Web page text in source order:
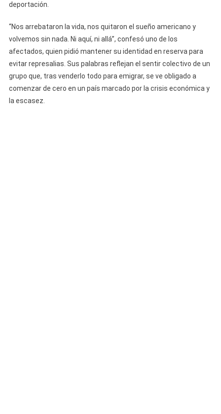
deportación.
“Nos arrebataron la vida, nos quitaron el sueño americano y
volvemos sin nada. Ni aquí, ni allá”, confesó uno de los
afectados, quien pidió mantener su identidad en reserva para
evitar represalias. Sus palabras reflejan el sentir colectivo de un
grupo que, tras venderlo todo para emigrar, se ve obligado a
comenzar de cero en un país marcado por la crisis económica y
la escasez.